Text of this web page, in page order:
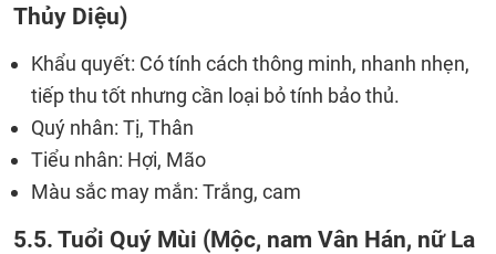
Thủy Diệu)
Khẩu quyết: Có tính cách thông minh, nhanh nhẹn,
tiếp thu tốt nhưng cần loại bỏ tính bảo thủ.
Quý nhân: Tị, Thân
Tiểu nhân: Hợi, Mão
Màu sắc may mắn: Trắng, cam
5.5. Tuổi Quý Mùi (Mộc, nam Vân Hán, nữ La